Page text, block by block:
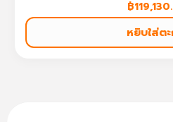
฿
หยิบใส่ต